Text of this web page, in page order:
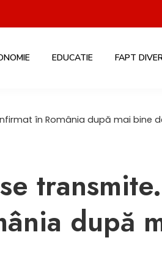
EDUCATIE FAPT
în România după mai bine
după